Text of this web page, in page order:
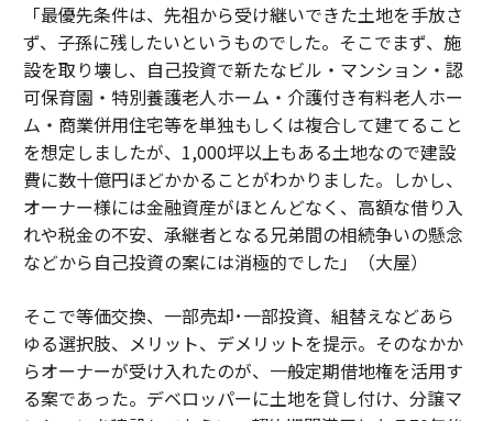
「最優先条件は、先祖から受け継いできた土地を手放さ
ず、子孫に残したいというものでした。そこでまず、施
設を取り壊し、自己投資で新たなビル・マンション・認
可保育園・特別養護老人ホーム・介護付き有料老人ホー
ム・商業併用住宅等を単独もしくは複合して建てること
を想定しましたが、1,000坪以上もある土地なので建設
費に数十億円ほどかかることがわかりました。しかし、
オーナー様には金融資産がほとんどなく、高額な借り入
れや税金の不安、承継者となる兄弟間の相続争いの懸念
などから自己投資の案には消極的でした」（大屋）
そこで等価交換、一部売却･一部投資、組替えなどあら
ゆる選択肢、メリット、デメリットを提示。そのなかか
らオーナーが受け入れたのが、一般定期借地権を活用す
る案であった。デベロッパーに土地を貸し付け、分譲マ